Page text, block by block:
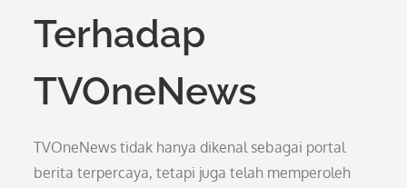
Terhadap
TVOneNews
TVOneNews tidak hanya dikenal sebagai portal
berita terpercaya, tetapi juga telah memperoleh